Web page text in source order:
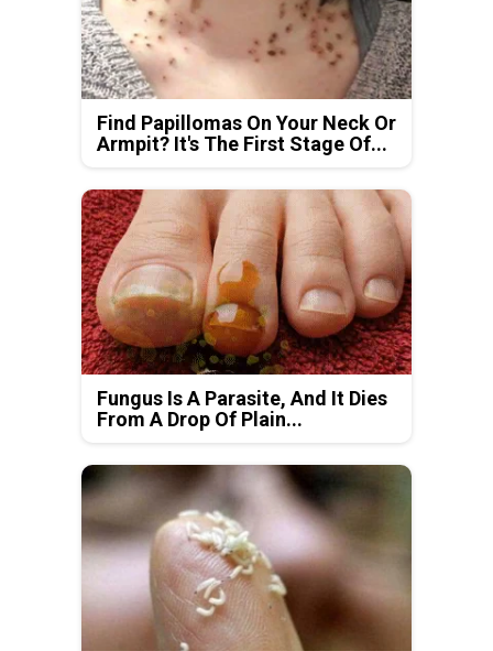
Find Papillomas On Your Neck Or
Armpit? It's The First Stage Of...
Fungus Is A Parasite, And It Dies
From A Drop Of Plain...